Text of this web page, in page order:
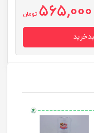
565,000 تومان